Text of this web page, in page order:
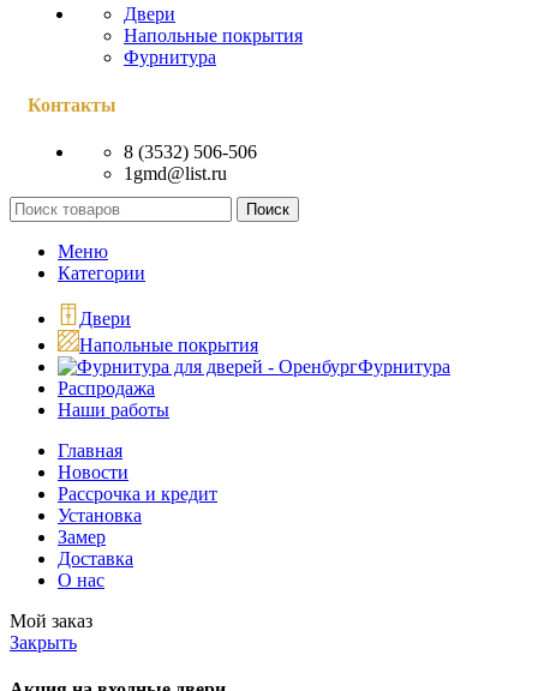
Двери
Напольные покрытия
Фурнитура
Контакты
8 (3532) 506-506
1gmd@list.ru
Поиск
Меню
Категории
Двери
Напольные покрытия
Фурнитура
Распродажа
Наши работы
Главная
Новости
Рассрочка и кредит
Установка
Замер
Доставка
О нас
Мой заказ
Закрыть